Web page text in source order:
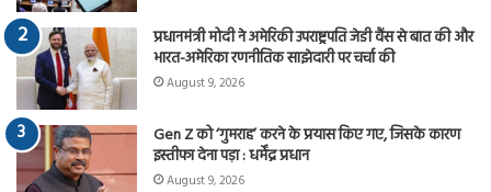
प्रधानमंत्री मोदी ने अमेरिकी उपराष्ट्रपति जेडी वैंस से बात की और
भारत-अमेरिका रणनीतिक साझेदारी पर चर्चा की
August 9, 2026
Gen Z को ‘गुमराह’ करने के प्रयास किए गए, जिसके कारण
इस्तीफा देना पड़ा : धर्मेंद्र प्रधान
August 9, 2026